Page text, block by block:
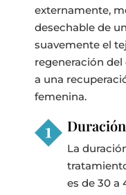
externamente,
desechable de
suavemente el
regeneración
a una
femenina.
Duración
La
es de 30 a